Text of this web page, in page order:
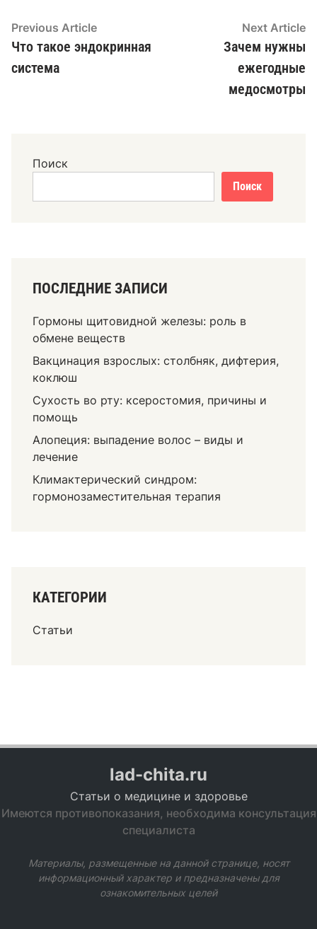
Навигация
по
записям
Previous ArticlePrevious
article:
Что такое эндокринная
система
Next Article
Зачем нужны
ежегодные
медосмотры
Поиск
Поиск
ПОСЛЕДНИЕ ЗАПИСИ
Гормоны щитовидной железы: роль в
обмене веществ
Вакцинация взрослых: столбняк, дифтерия,
коклюш
Сухость во рту: ксеростомия, причины и
помощь
Алопеция: выпадение волос – виды и
лечение
Климактерический синдром:
гормонозаместительная терапия
КАТЕГОРИИ
Статьи
lad-chita.ru
Статьи о медицине и здоровье
Имеются противопоказания, необходима консультация
специалиста
Материалы, размещенные на данной странице, носят
информационный характер и предназначены для
ознакомительных целей